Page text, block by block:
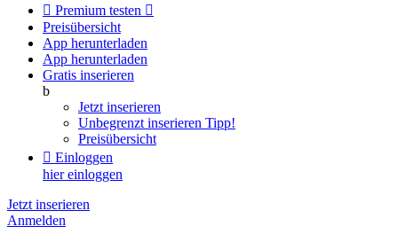
 Premium testen 
Preisübersicht
App herunterladen
App herunterladen
Gratis inserieren
b
Jetzt inserieren
Unbegrenzt inserieren Tipp!
Preisübersicht
 Einloggen
hier einloggen
Jetzt inserieren
Anmelden